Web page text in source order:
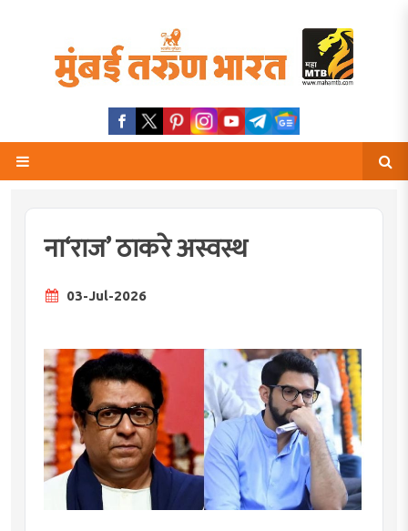
ना‘राज’ ठाकरे अस्वस्थ
03-Jul-2026